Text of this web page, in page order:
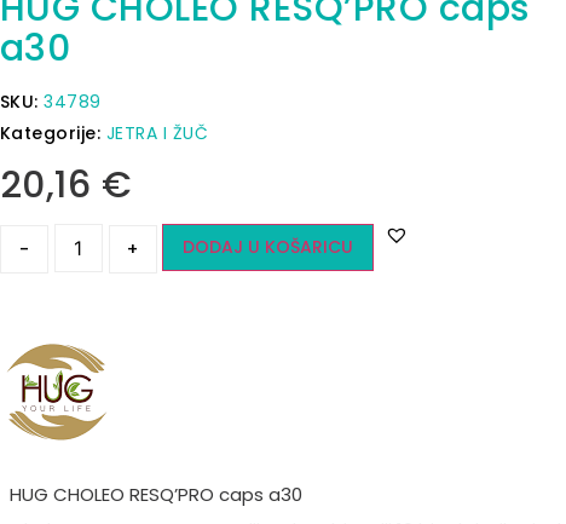
a30
SKU: 34789
Kategorije: JETRA I ŽUČ
20,16 €
- + DODAJ U KOŠARICU
HUG CHOLEO RESQ’PRO caps a30